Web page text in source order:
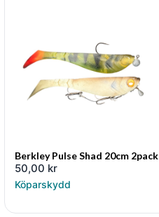
Berkley Pulse Shad 20cm 2pack
50,00 kr
Köparskydd